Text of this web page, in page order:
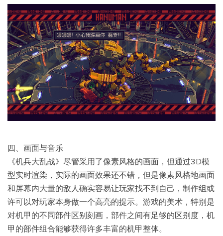
四、画面与音乐
《机兵大乱战》尽管采用了像素风格的画面，但通过3D模
型实时渲染，实际的画面效果还不错，但是像素风格地画面
和屏幕内大量的敌人确实容易让玩家找不到自己，制作组或
许可以对玩家本身做一个高亮的提示。游戏的美术，特别是
对机甲的不同部件区别刻画，部件之间有足够的区别度，机
甲的部件组合能够获得许多丰富的机甲整体。